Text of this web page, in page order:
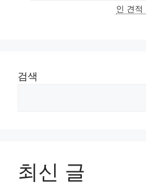
인 견적
검색
최신 글